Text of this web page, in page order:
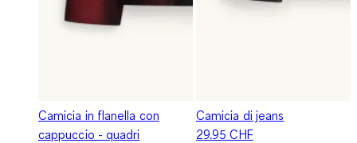
Camicia in flanella con
cappuccio - quadri
Camicia di jeans
29.95 CHF